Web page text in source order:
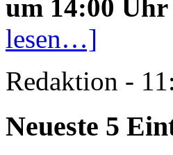
um 14:00 Uhr
lesen…]
Redaktion -
Neueste 5